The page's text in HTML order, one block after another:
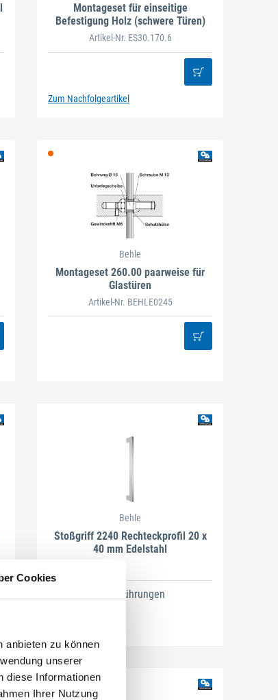
Cookies
anbieten zu können
unserer
diese Informationen
Ihrer Nutzung
Montageset für einseitige
Befestigung Holz (schwere Türen)
Artikel-Nr. ES30.170.6
Zum Nachfolgeartikel
Behle
Montageset 260.00 paarweise für
Glastüren
Artikel-Nr. BEHLE0245
Behle
Stoßgriff 2240 Rechteckprofil 20 x
40 mm Edelstahl
9 Ausführungen